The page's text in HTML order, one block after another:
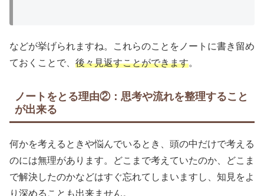
などが挙げられますね。これらのことをノートに書き留め
ておくことで、 後々見返すことができます。
ノートをとる理由②：思考や流れを整理すること
が出来る
何かを考えるときや悩んでいるとき、頭の中だけで考える
のには無理があります。どこまで考えていたのか、どこま
で解決したのかなどはすぐ忘れてしまいますし、知見をよ
り深めることも出来ません。